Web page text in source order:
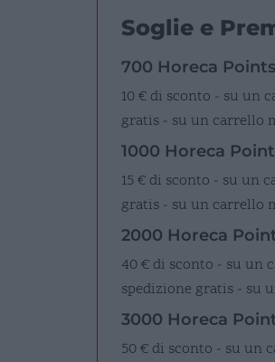
Soglie e
700 Horeca Points
10 € di sconto - su un
gratis - su un carrello
1000 Horeca
15 € di sconto - su un
gratis - su un carrello
2000 Horeca
40 € di sconto - su un
spedizione gratis - su
3000 Horeca
50 € di sconto - su un